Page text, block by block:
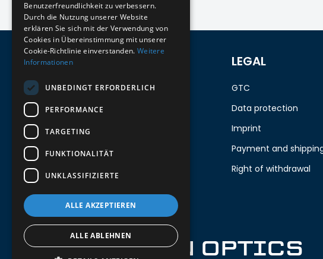
REGISTER FOR THE
NEWSLETTER
Stay up to date on newcomers for the
latest models!
Your email
LEGAL
GTC
Data protection
Imprint
Payment and
Right of withdrawal
IRON OPTICS
Benutzerfreundlichkeit zu verbessern.
Durch die Nutzung unserer Website
erklären Sie sich mit der Verwendung von
Cookies in Übereinstimmung mit unserer
Cookie-Richtlinie einverstanden. Weitere
Informationen
UNBEDINGT ERFORDERLICH
PERFORMANCE
TARGETING
FUNKTIONALITÄT
UNKLASSIFIZIERTE
ALLE AKZEPTIEREN
ALLE ABLEHNEN